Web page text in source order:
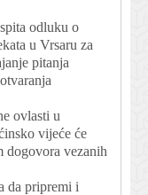
odluku o
u Vrsaru za
pitanja
ovlasti u
vijeće će
dogovora vezanih
da pripremi i